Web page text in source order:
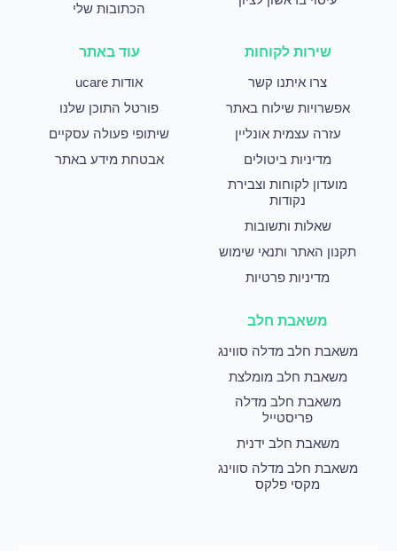
הכתובות שלי
שירות לקוחות
צרו איתנו קשר
אפשרויות שילוח באתר
עזרה עצמית אונליין
מדיניות ביטולים
מועדון לקוחות וצבירת
נקודות
שאלות ותשובות
תקנון האתר ותנאי שימוש
מדיניות פרטיות
עוד באתר
אודות ucare
פורטל התוכן שלנו
שיתופי פעולה עסקיים
אבטחת מידע באתר
משאבת חלב
משאבת חלב מדלה סווינג
משאבת חלב מומלצת
משאבת חלב מדלה
פריסטייל
משאבת חלב ידנית
משאבת חלב מדלה סווינג
מקסי פלקס